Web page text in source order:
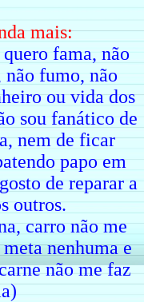
mais:
fama, não
não fumo, não
ou vida dos
sou fanático de
nem de ficar
papo em
de reparar a
outros.
carro não me
nenhuma e
não me faz